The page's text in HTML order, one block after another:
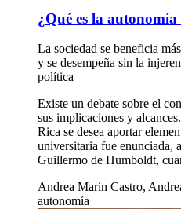
¿Qué es la
La sociedad se beneficia
y se desempeña sin la
política
Existe un debate sobre el
sus implicaciones y
Rica se desea aportar
universitaria fue
Guillermo de Humboldt,
Andrea Marín Castro,
autonomía